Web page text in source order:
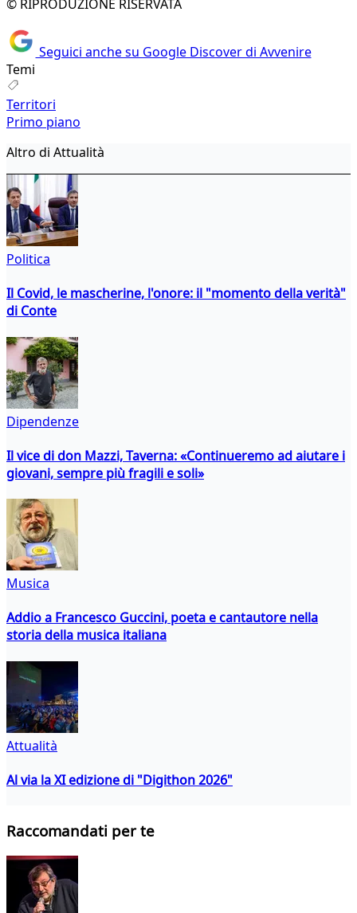
© RIPRODUZIONE RISERVATA
Seguici anche su Google Discover di Avvenire
Temi
Territori
Primo piano
Altro di Attualità
Politica
Il Covid, le mascherine, l'onore: il "momento della verità"
di Conte
Dipendenze
Il vice di don Mazzi, Taverna: «Continueremo ad aiutare i
giovani, sempre più fragili e soli»
Musica
Addio a Francesco Guccini, poeta e cantautore nella
storia della musica italiana
Attualità
Al via la XI edizione di "Digithon 2026"
Raccomandati per te